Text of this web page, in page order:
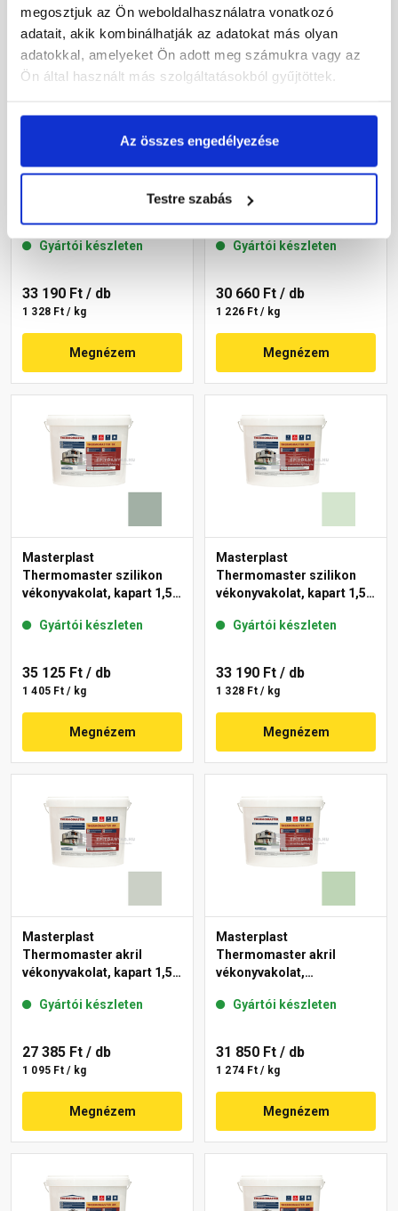
megosztjuk az Ön weboldalhasználatra vonatkozó
adatait, akik kombinálhatják az adatokat más olyan
adatokkal, amelyeket Ön adott meg számukra vagy az
Ön által használt más szolgáltatásokból gyűjtöttek.
Az összes engedélyezése
Testre szabás
Masterplast
Thermomaster szilikon
Gyártói készleten
33 190 Ft / db
1 328 Ft / kg
Megnézem
Masterplast
Thermomaster szilikon
Gyártói készleten
30 660 Ft / db
1 226 Ft / kg
Megnézem
Masterplast
Thermomaster szilikon
vékonyvakolat, kapart 1,5
Gyártói készleten
35 125 Ft / db
1 405 Ft / kg
Megnézem
Masterplast
Thermomaster szilikon
vékonyvakolat, kapart 1,5
Gyártói készleten
33 190 Ft / db
1 328 Ft / kg
Megnézem
Masterplast
Thermomaster akril
vékonyvakolat, kapart 1,5
Gyártói készleten
27 385 Ft / db
1 095 Ft / kg
Megnézem
Masterplast
Thermomaster akril
vékonyvakolat,
41-D 25 kg
Gyártói készleten
31 850 Ft / db
1 274 Ft / kg
Megnézem